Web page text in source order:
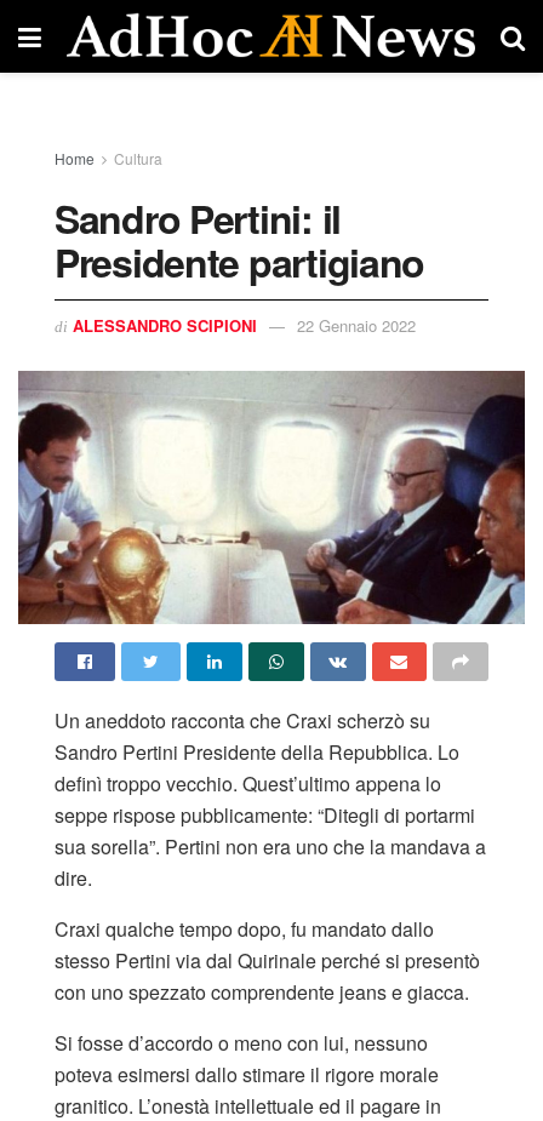
Home Cultura
Sandro Pertini: il
Presidente partigiano
di ALESSANDRO SCIPIONI 22 Gennaio 2022
Un aneddoto racconta che Craxi scherzò su
Sandro Pertini Presidente della Repubblica. Lo
definì troppo vecchio. Quest’ultimo appena lo
seppe rispose pubblicamente: “Ditegli di portarmi
sua sorella”. Pertini non era uno che la mandava a
dire.
Craxi qualche tempo dopo, fu mandato dallo
stesso Pertini via dal Quirinale perché si presentò
con uno spezzato comprendente jeans e giacca.
Si fosse d’accordo o meno con lui, nessuno
poteva esimersi dallo stimare il rigore morale
granitico. L’onestà intellettuale ed il pagare in